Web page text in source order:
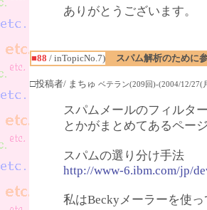
ありがとうございます。
■88 / inTopicNo.7) スパム解析のために
□投稿者/ まちゅ ベテラン(209回)-(2004/12/27(
スパムメールのフィルタ
とかがまとめてあるペー
スパムの選り分け手法
http://www-6.ibm.com/jp/
私はBeckyメーラーを使